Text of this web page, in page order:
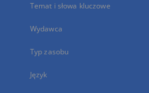
Temat i słowa kluczowe
Wydawca
Typ zasobu
Język